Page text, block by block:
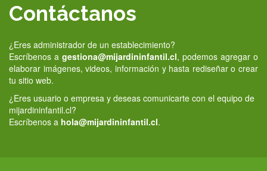
Contáctanos
¿Eres administrador de un establecimiento?
Escríbenos a gestiona@mijardininfantil.cl, podemos agregar o
elaborar imágenes, videos, información y hasta rediseñar o crear
tu sitio web.
¿Eres usuario o empresa y deseas comunicarte con el equipo de
mijardininfantil.cl?
Escríbenos a hola@mijardininfantil.cl.